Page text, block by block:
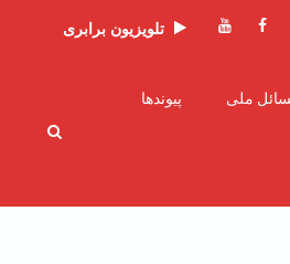
فیسبوکیوتیوب تلویزیون برابری
ملی پیوندها